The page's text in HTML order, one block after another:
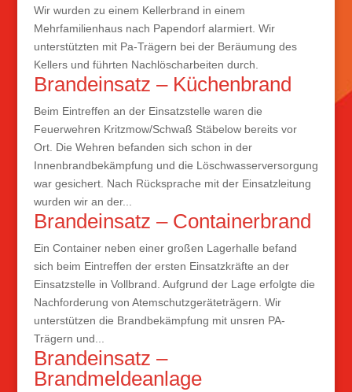
Wir wurden zu einem Kellerbrand in einem
Mehrfamilienhaus nach Papendorf alarmiert. Wir
unterstützten mit Pa-Trägern bei der Beräumung des
Kellers und führten Nachlöscharbeiten durch.
Brandeinsatz – Küchenbrand
Beim Eintreffen an der Einsatzstelle waren die
Feuerwehren Kritzmow/Schwaß Stäbelow bereits vor
Ort. Die Wehren befanden sich schon in der
Innenbrandbekämpfung und die Löschwasserversorgung
war gesichert. Nach Rücksprache mit der Einsatzleitung
wurden wir an der...
Brandeinsatz – Containerbrand
Ein Container neben einer großen Lagerhalle befand
sich beim Eintreffen der ersten Einsatzkräfte an der
Einsatzstelle in Vollbrand. Aufgrund der Lage erfolgte die
Nachforderung von Atemschutzgeräteträgern. Wir
unterstützen die Brandbekämpfung mit unsren PA-
Trägern und...
Brandeinsatz –
Brandmeldeanlage